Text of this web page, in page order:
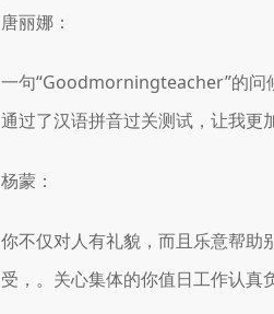
唐丽娜：
一句“Goodmorningteacher”的问
通过了汉语拼音过关测试，让我更
杨蒙：
你不仅对人有礼貌，而且乐意帮助
受，。关心集体的你值日工作认真